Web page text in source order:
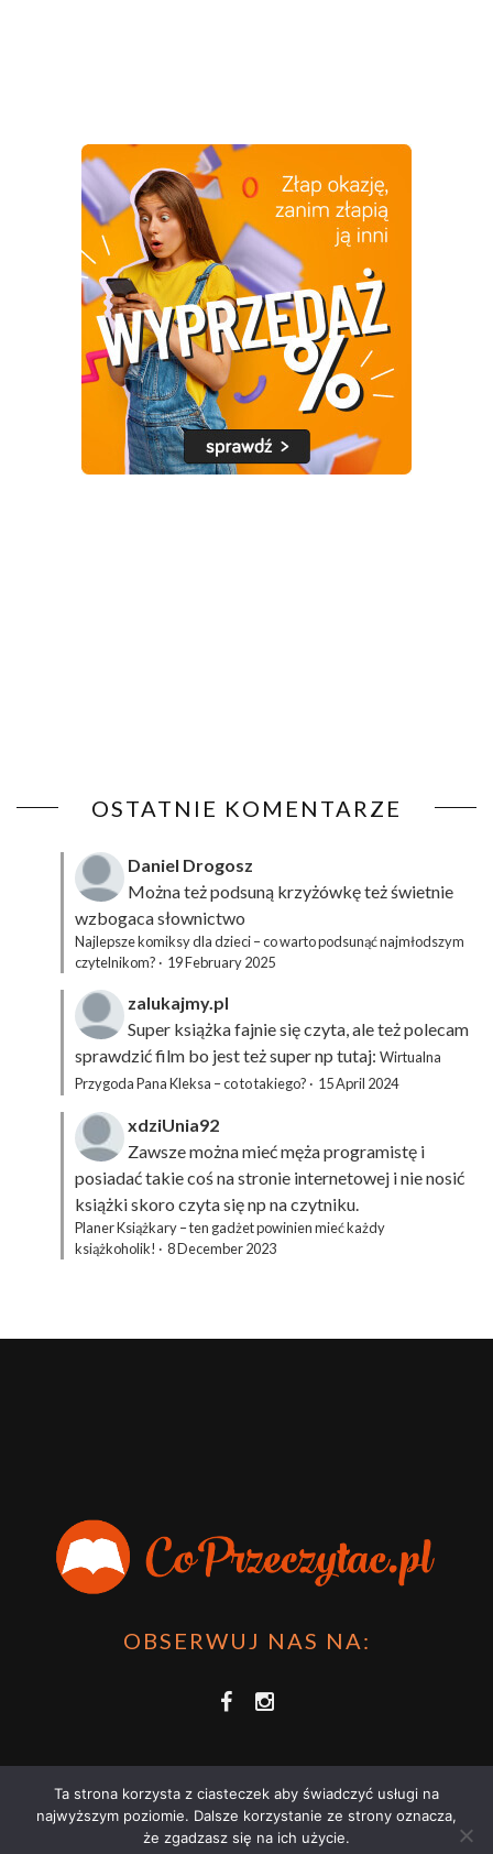
OSTATNIE KOMENTARZE
Daniel Drogosz
Można też podsuną krzyżówkęteż świetnie
wzbogaca słownictwo
Najlepsze komiksy dla dzieci – co warto podsunąć najmłodszym
czytelnikom? · 19 February 2025
zalukajmy.pl
Super książka fajnie się czyta, ale też polecam
sprawdzić film bo jest też super np tutaj: Wirtualna
Przygoda Pana Kleksa – co to takiego? · 15 April 2024
xdziUnia92
Zawsze można mieć męża programistę i
posiadać takie coś na stronie internetowej i nie nosić
książki skoro czyta się np na czytniku.
Planer Książkary – ten gadżet powinien mieć każdy
książkoholik! · 8 December 2023
OBSERWUJ NAS NA:
Ta strona korzysta z ciasteczek aby świadczyć usługi na
najwyższym poziomie. Dalsze korzystanie ze strony oznacza,
że zgadzasz się na ich użycie.